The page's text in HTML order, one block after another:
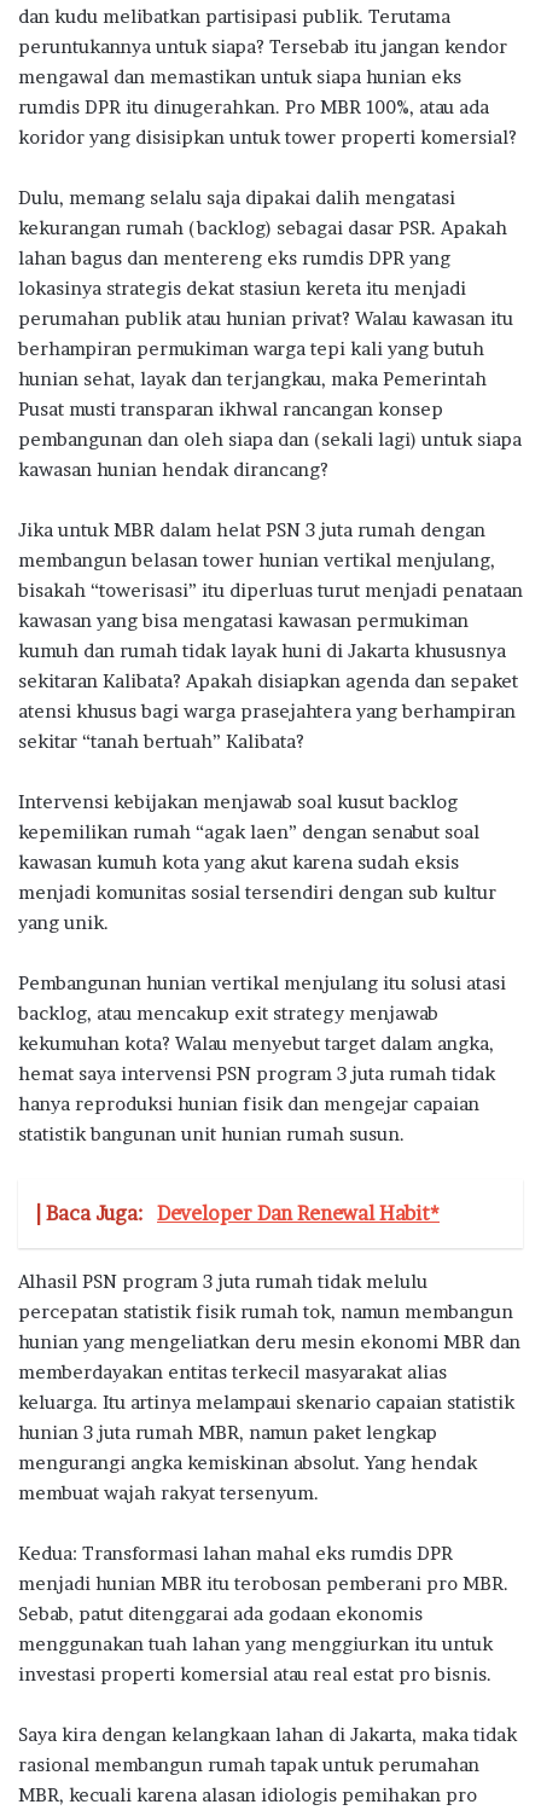
dan kudu melibatkan partisipasi publik. Terutama
peruntukannya untuk siapa? Tersebab itu jangan kendor
mengawal dan memastikan untuk siapa hunian eks
rumdis DPR itu dinugerahkan. Pro MBR 100%, atau ada
koridor yang disisipkan untuk tower properti komersial?
Dulu, memang selalu saja dipakai dalih mengatasi
kekurangan rumah (backlog) sebagai dasar PSR. Apakah
lahan bagus dan mentereng eks rumdis DPR yang
lokasinya strategis dekat stasiun kereta itu menjadi
perumahan publik atau hunian privat? Walau kawasan itu
berhampiran permukiman warga tepi kali yang butuh
hunian sehat, layak dan terjangkau, maka Pemerintah
Pusat musti transparan ikhwal rancangan konsep
pembangunan dan oleh siapa dan (sekali lagi) untuk siapa
kawasan hunian hendak dirancang?
Jika untuk MBR dalam helat PSN 3 juta rumah dengan
membangun belasan tower hunian vertikal menjulang,
bisakah “towerisasi” itu diperluas turut menjadi penataan
kawasan yang bisa mengatasi kawasan permukiman
kumuh dan rumah tidak layak huni di Jakarta khususnya
sekitaran Kalibata? Apakah disiapkan agenda dan sepaket
atensi khusus bagi warga prasejahtera yang berhampiran
sekitar “tanah bertuah” Kalibata?
Intervensi kebijakan menjawab soal kusut backlog
kepemilikan rumah “agak laen” dengan senabut soal
kawasan kumuh kota yang akut karena sudah eksis
menjadi komunitas sosial tersendiri dengan sub kultur
yang unik.
Pembangunan hunian vertikal menjulang itu solusi atasi
backlog, atau mencakup exit strategy menjawab
kekumuhan kota? Walau menyebut target dalam angka,
hemat saya intervensi PSN program 3 juta rumah tidak
hanya reproduksi hunian fisik dan mengejar capaian
statistik bangunan unit hunian rumah susun.
| Baca Juga: Developer Dan Renewal Habit*
Alhasil PSN program 3 juta rumah tidak melulu
percepatan statistik fisik rumah tok, namun membangun
hunian yang mengeliatkan deru mesin ekonomi MBR dan
memberdayakan entitas terkecil masyarakat alias
keluarga. Itu artinya melampaui skenario capaian statistik
hunian 3 juta rumah MBR, namun paket lengkap
mengurangi angka kemiskinan absolut. Yang hendak
membuat wajah rakyat tersenyum.
Kedua: Transformasi lahan mahal eks rumdis DPR
menjadi hunian MBR itu terobosan pemberani pro MBR.
Sebab, patut ditenggarai ada godaan ekonomis
menggunakan tuah lahan yang menggiurkan itu untuk
investasi properti komersial atau real estat pro bisnis.
Saya kira dengan kelangkaan lahan di Jakarta, maka tidak
rasional membangun rumah tapak untuk perumahan
MBR, kecuali karena alasan idiologis pemihakan pro